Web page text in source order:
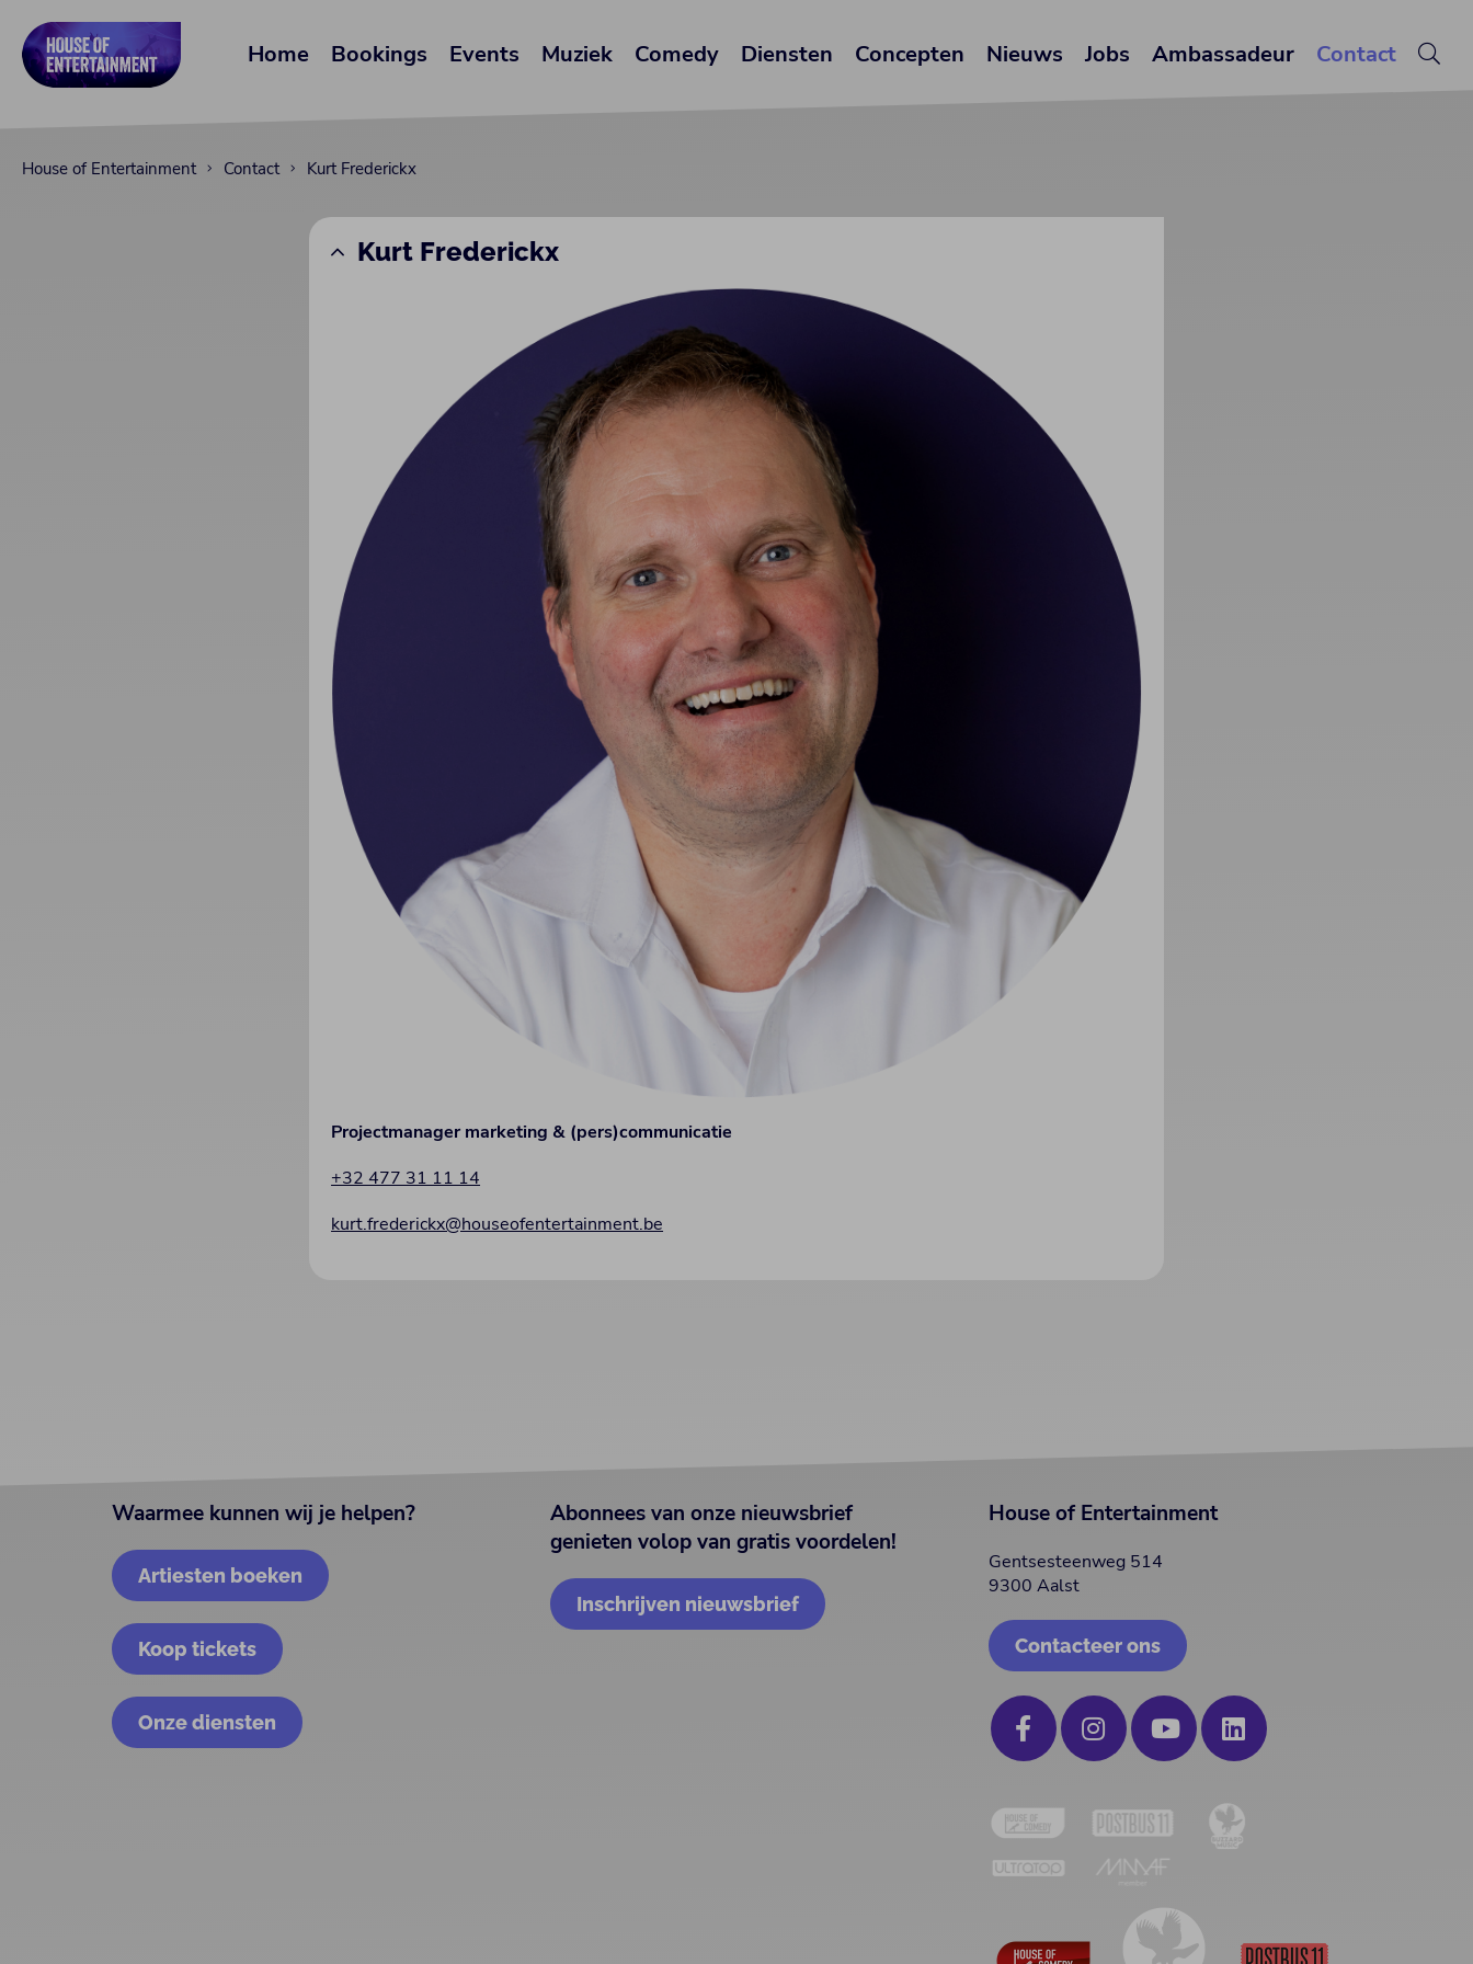
Home Bookings Events Muziek Comedy Diensten Concepten Nieuws Jobs Ambassadeur Contact
House of Entertainment Contact Kurt Frederickx
Kurt Frederickx
Projectmanager marketing & (pers)communicatie
+32 477 31 11 14
kurt.frederickx@houseofentertainment.be
Waarmee kunnen wij je helpen?
Artiesten boeken
Koop tickets
Onze diensten
Abonnees van onze nieuwsbrief
genieten volop van gratis voordelen!
Inschrijven nieuwsbrief
House of Entertainment
Gentsesteenweg 514
9300 Aalst
Contacteer ons